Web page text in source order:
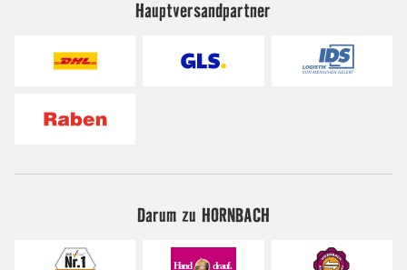
Hauptversandpartner
Darum zu HORNBACH